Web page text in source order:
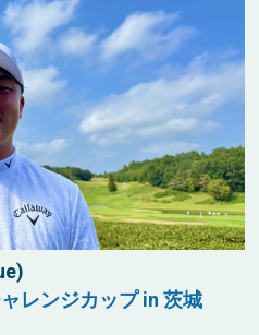
レンジカップ in 茨城